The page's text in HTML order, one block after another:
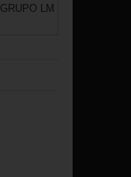
GRUPO LM